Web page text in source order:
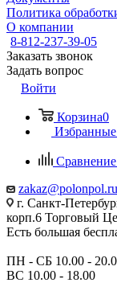
Политика
О компании
8-812-237-39-05
Заказать звонок
Задать вопрос
Войти
Корзина0
Сравнение
zakaz@polonpol.ru
г. Санкт-
корп.6 Торговый
Есть большая
ПН - СБ 10.00 -
ВС 10.00 - 18.00